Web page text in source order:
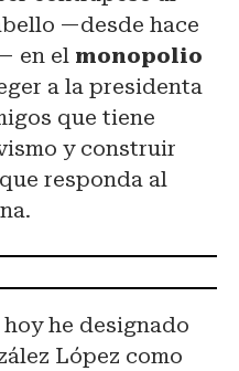
—desde hace
en el monopolio
a la presidenta
que tiene
y construir
responda al
he designado
López como